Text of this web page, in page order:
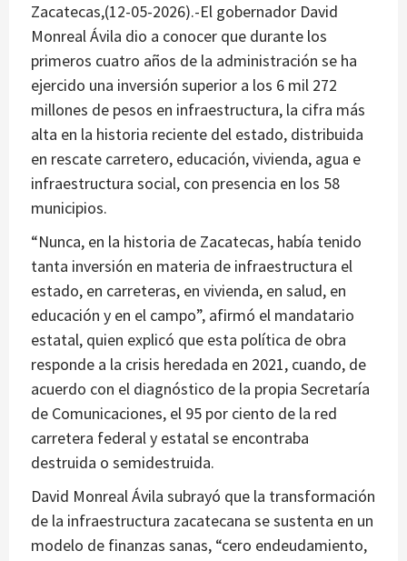
Zacatecas,(12-05-2026).-El gobernador David
Monreal Ávila dio a conocer que durante los
primeros cuatro años de la administración se ha
ejercido una inversión superior a los 6 mil 272
millones de pesos en infraestructura, la cifra más
alta en la historia reciente del estado, distribuida
en rescate carretero, educación, vivienda, agua e
infraestructura social, con presencia en los 58
municipios.
“Nunca, en la historia de Zacatecas, había tenido
tanta inversión en materia de infraestructura el
estado, en carreteras, en vivienda, en salud, en
educación y en el campo”, afirmó el mandatario
estatal, quien explicó que esta política de obra
responde a la crisis heredada en 2021, cuando, de
acuerdo con el diagnóstico de la propia Secretaría
de Comunicaciones, el 95 por ciento de la red
carretera federal y estatal se encontraba
destruida o semidestruida.
David Monreal Ávila subrayó que la transformación
de la infraestructura zacatecana se sustenta en un
modelo de finanzas sanas, “cero endeudamiento,